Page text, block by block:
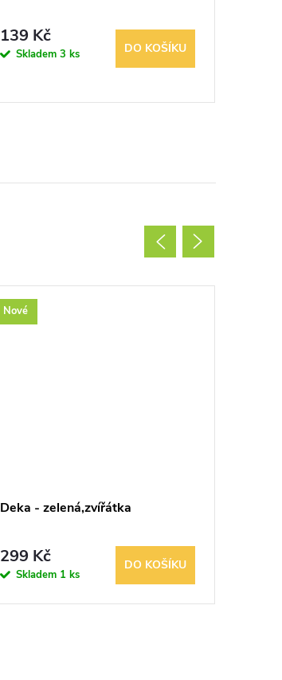
139 Kč
Skladem 3 ks DO KOŠÍKU
Nové
Deka - zelená,zvířátka
299 Kč
Skladem 1 ks
DO KOŠÍKU